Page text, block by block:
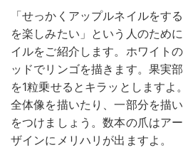
「せっかくアップルネイルをす
を楽しみたい」という人のため
イルをご紹介します。ホワイト
ッドでリンゴを描きます。果実
を1粒乗せるとキラッとします
全体像を描いたり、一部分を描
をつけましょう。数本の爪はア
ザインにメリハリが出ますよ。